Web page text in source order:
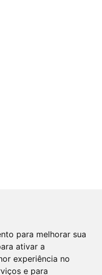
para melhorar sua
ativar a
experiência no
e para